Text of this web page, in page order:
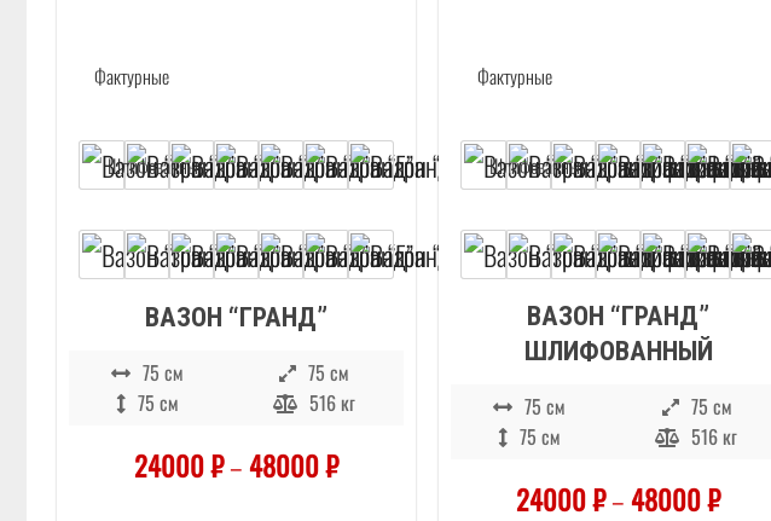
ВАЗОН “ГРАНД”
75 см
75 см
75 см
516 кг
24000₽–48000₽
ВАЗОН “ГРАНД”
ШЛИФОВАННЫЙ
75 см
75 см
75 см
516 кг
24000₽–48000₽